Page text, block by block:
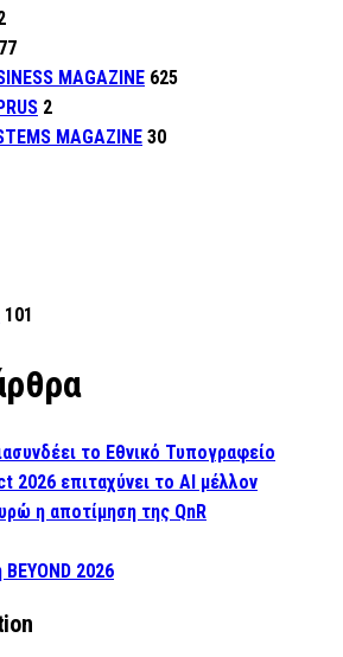
MAGAZINE 625
2
MAGAZINE 30
101
το Εθνικό Τυπογραφείο
2026 επιταχύνει το AI μέλλον
η αποτίμηση της QnR
2026